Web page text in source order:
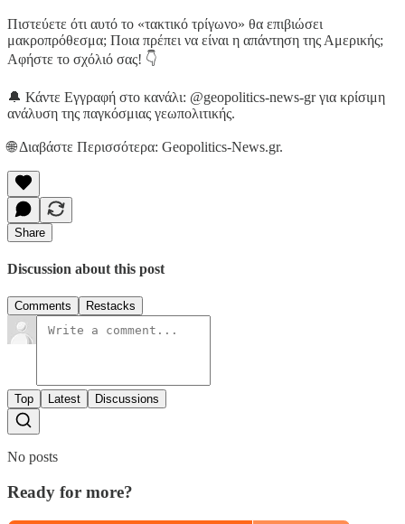
Πιστεύετε ότι αυτό το «τακτικό τρίγωνο» θα επιβιώσει
μακροπρόθεσμα; Ποια πρέπει να είναι η απάντηση της Αμερικής;
Αφήστε το σχόλιό σας! 👇
🔔 Κάντε Εγγραφή στο κανάλι: @geopolitics-news-gr για κρίσιμη
ανάλυση της παγκόσμιας γεωπολιτικής.
🌐 Διαβάστε Περισσότερα: Geopolitics-News.gr.
Share
Discussion about this post
Comments Restacks
Top Latest Discussions
No posts
Ready for more?